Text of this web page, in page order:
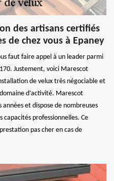
des artisans certifiés
de chez vous à Epaney
faut faire appel à un leader parmi
Justement, voici Marescot
de velux très négociable et
d’activité. Marescot
et dispose de nombreuses
capacités professionnelles. Ce
pas cher en cas de